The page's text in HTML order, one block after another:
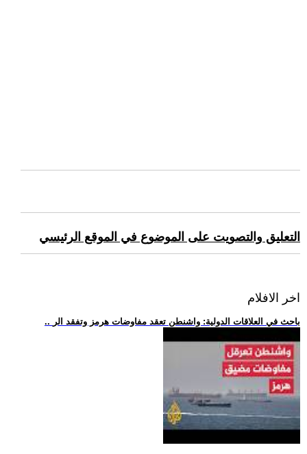
التعليق والتصويت على الموضوع في الموقع الرئيسي
اخر الافلام
.. باحث في العلاقات الدولية: واشنطن تعقد مفاوضات هرمز وتفقد الر